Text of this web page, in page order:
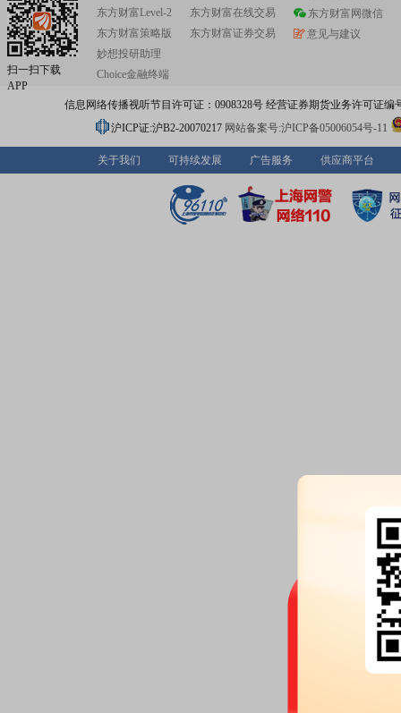
扫一扫下载
APP
东方财富Level-2
东方财富策略版
妙想投研助理
Choice金融终端
东方财富在线交易
东方财富证券交易
东方财富网微信
意见与建议
信息网络传播视听节目许可证：0908328号 经营证券期货业务许可证编
沪ICP证:沪B2-20070217 网站备案号:沪ICP备05006054号-11
关于我们 可持续发展 广告服务 供应商平台